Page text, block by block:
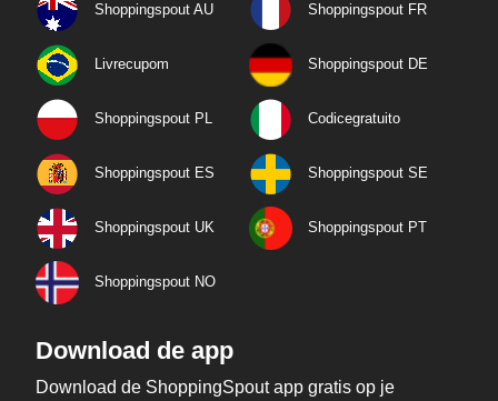
Shoppingspout AU Shoppingspout FR
Livrecupom Shoppingspout DE
Shoppingspout PL Codicegratuito
Shoppingspout ES Shoppingspout SE
Shoppingspout UK Shoppingspout PT
Shoppingspout NO
Download de app
Download de ShoppingSpout app gratis op je